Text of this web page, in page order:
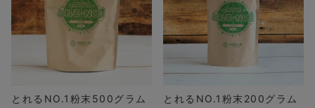
とれるNO.1粉末500グラム とれるNO.1粉末200グラム